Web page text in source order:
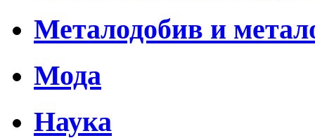
Металодобив и
Мода
Наука